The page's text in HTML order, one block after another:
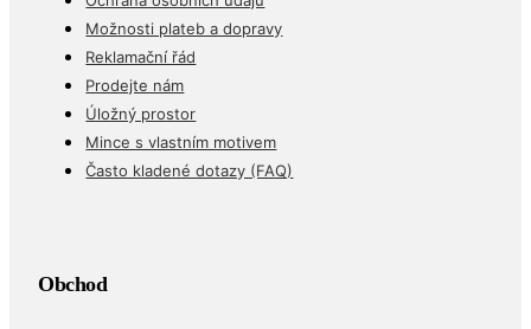
Možnosti plateb a dopravy
Reklamační řád
Prodejte nám
Úložný prostor
Mince s vlastním motivem
Často kladené dotazy (FAQ)
Obchod